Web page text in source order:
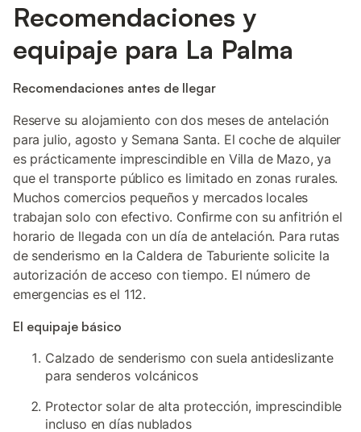
Recomendaciones y
equipaje para La Palma
Recomendaciones antes de llegar
Reserve su alojamiento con dos meses de antelación
para julio, agosto y Semana Santa. El coche de alquiler
es prácticamente imprescindible en Villa de Mazo, ya
que el transporte público es limitado en zonas rurales.
Muchos comercios pequeños y mercados locales
trabajan solo con efectivo. Confirme con su anfitrión el
horario de llegada con un día de antelación. Para rutas
de senderismo en la Caldera de Taburiente solicite la
autorización de acceso con tiempo. El número de
emergencias es el 112.
El equipaje básico
Calzado de senderismo con suela antideslizante
para senderos volcánicos
Protector solar de alta protección, imprescindible
incluso en días nublados